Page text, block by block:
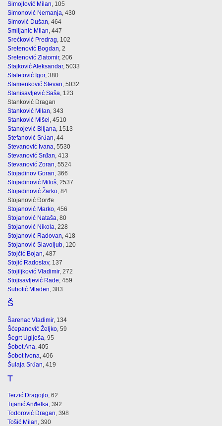
Simojlović Milan, 105
Simonović Nemanja, 430
Simović Dušan, 464
Smiljanić Milan, 447
Srećković Predrag, 102
Sretenović Bogdan, 2
Sretenović Zlatomir, 206
Stajković Aleksandar, 5033
Staletović Igor, 380
Stamenković Stevan, 5032
Stanisavljević Saša, 123
Stanković Dragan
Stanković Milan, 343
Stanković Mišel , 4510
Stanojević Biljana, 1513
Stefanović Srđan, 44
Stevanović Ivana, 5530
Stevanović Srđan, 413
Stevanović Zoran, 5524
Stojadinov Goran, 366
Stojadinović Miloš, 2537
Stojadinović Žarko, 84
Stojanović Đorđe
Stojanović Marko, 456
Stojanović Nataša, 80
Stojanović Nikola, 228
Stojanović Radovan, 418
Stojanović Slavoljub, 120
Stojčić Bojan, 487
Stojić Radoslav, 137
Stojiljković Vladimir, 272
Stojisavljević Rade, 459
Subotić Mladen, 383
Š
Šarenac Vladimir, 134
Šćepanović Željko, 59
Šegrt Uglješa, 95
Šobot Ana, 405
Šobot Ivona, 406
Šulaja Srđan, 419
T
Terzić Dragojlo, 62
Tijanić Anđelka, 392
Todorović Dragan, 398
Tošić Milan, 390